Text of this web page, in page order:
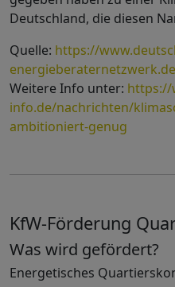
Deutschland, die diesen
Quelle: https://
Weitere Info unter: https://
info.de/nachrichten/
ambitioniert-genug
KfW-Förderung
Was wird gefördert?
Energetisches